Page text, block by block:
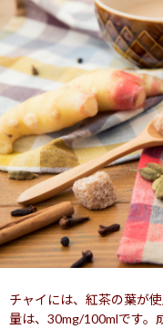
チャイには、紅茶の葉が
量は、30mg/100mlです。